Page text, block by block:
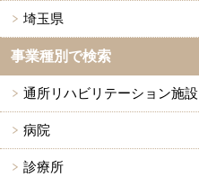
埼玉県
事業種別で検索
通所リハビリテーション施設
病院
診療所